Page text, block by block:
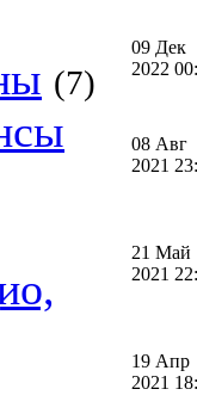
(7)
09 Дек
2022
08 Авг
2021
21 Май
2021
19 Апр
2021